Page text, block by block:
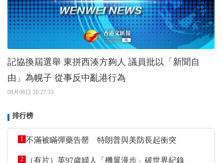
記協換屆選舉 東拼西湊方夠人 議員批以「新聞自
由」為幌子 從事反中亂港行為
08月06日 20:27:33
排行榜
1 不滿被瞞彈藥告罄 特朗普與美防長起衝突
2 （有片）英97歲婦人「機翼漫步」破世界紀錄